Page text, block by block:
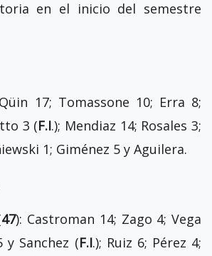
en el inicio del semestre
17; Tomassone 10; Erra 8;
3 (F.I.); Mendiaz 14; Rosales 3;
1; Giménez 5 y Aguilera.
47): Castroman 14; Zago 4; Vega
y Sanchez (F.I.); Ruiz 6; Pérez 4;